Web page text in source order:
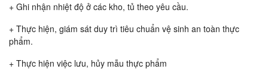
+ Ghi nhận nhiệt độ ở các kho, tủ theo yêu cầu.
+ Thực hiện, giám sát duy trì tiêu chuẩn vệ sinh an toàn thực
phẩm.
+ Thực hiện việc lưu, hủy mẫu thực phẩm